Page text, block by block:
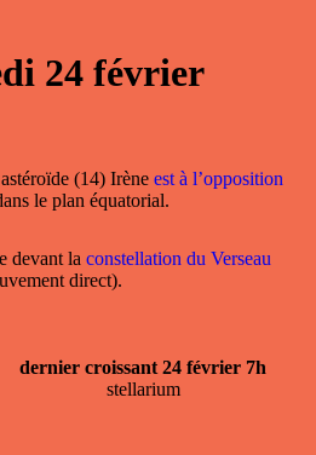
24 février
(14) Irène est à l’opposition
le plan équatorial.
devant la constellation du Verseau
direct).
dernier croissant 24 février 7h
stellarium